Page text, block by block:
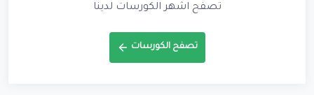
تصفح اشهر الكورسات لدينا
تصفح الكورسات